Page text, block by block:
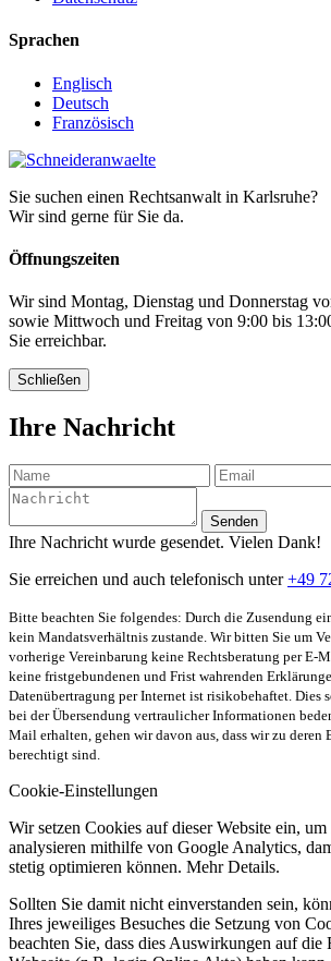
Sprachen
Englisch
Deutsch
Französisch
Sie suchen einen Rechtsanwalt in Karlsruhe?
Wir sind gerne für Sie da.
Öffnungszeiten
Wir sind Montag, Dienstag und Donnerstag
sowie Mittwoch und Freitag von 9:00 bis
Sie erreichbar.
Schließen
Ihre Nachricht
Senden
Ihre Nachricht wurde gesendet. Vielen Dank!
Sie erreichen und auch telefonisch unter+49
Bitte beachten Sie folgendes: Durch die Zusendung
kein Mandatsverhältnis zustande. Wir bitten Sie um
vorherige Vereinbarung keine Rechtsberatung per E-
keine fristgebundenen und Frist wahrenden
Datenübertragung per Internet ist risikobehaftet. Dies
bei der Übersendung vertraulicher Informationen
Mail erhalten, gehen wir davon aus, dass wir zu
berechtigt sind.
Cookie-Einstellungen
Wir setzen Cookies auf dieser Website ein,
analysieren mithilfe von Google Analytics,
stetig optimieren können. Mehr Details.
Sollten Sie damit nicht einverstanden sein,
Ihres jeweiliges Besuches die Setzung von
beachten Sie, dass dies Auswirkungen auf die